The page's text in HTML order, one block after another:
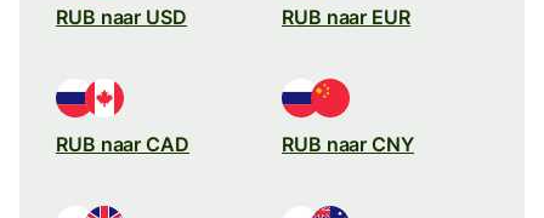
RUB naar USD RUB naar EUR
RUB naar CAD RUB naar CNY